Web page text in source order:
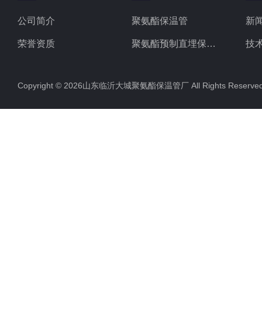
公司简介
荣誉资质
聚氨酯保温管
聚氨酯预制直埋保温管
聚氨酯发泡保温管
新
技
Copyright © 2026山东临沂大城聚氨酯保温管厂 All Rights